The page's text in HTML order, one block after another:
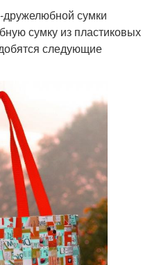
дружелюбной сумки
сумку из пластиковых
следующие